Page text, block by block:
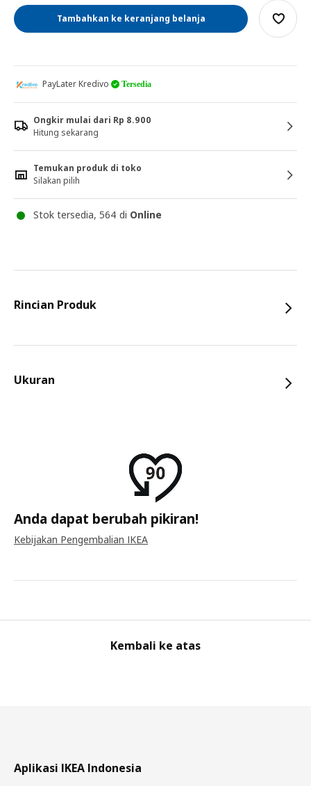
Tambahkan ke keranjang belanja
PayLater Kredivo Tersedia
Ongkir mulai dari Rp 8.900
Hitung sekarang
Temukan produk di toko
Silakan pilih
Stok tersedia, 564 di Online
Rincian Produk
Ukuran
Anda dapat berubah pikiran!
Kebijakan Pengembalian IKEA
Kembali ke atas
Aplikasi IKEA Indonesia